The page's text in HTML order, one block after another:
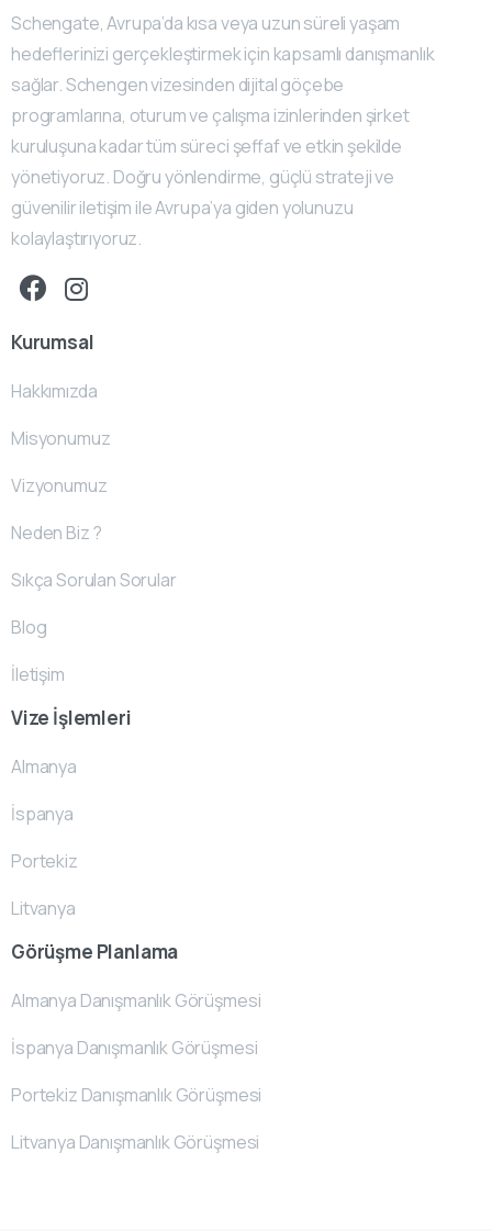
Schengate, Avrupa’da kısa veya uzun süreli yaşam
hedeflerinizi gerçekleştirmek için kapsamlı danışmanlık
sağlar. Schengen vizesinden dijital göçebe
programlarına, oturum ve çalışma izinlerinden şirket
kuruluşuna kadar tüm süreci şeffaf ve etkin şekilde
yönetiyoruz. Doğru yönlendirme, güçlü strateji ve
güvenilir iletişim ile Avrupa’ya giden yolunuzu
kolaylaştırıyoruz.
Kurumsal
Hakkımızda
Misyonumuz
Vizyonumuz
Neden Biz ?
Sıkça Sorulan Sorular
Blog
İletişim
Vize İşlemleri
Almanya
İspanya
Portekiz
Litvanya
Görüşme Planlama
Almanya Danışmanlık Görüşmesi
İspanya Danışmanlık Görüşmesi
Portekiz Danışmanlık Görüşmesi
Litvanya Danışmanlık Görüşmesi